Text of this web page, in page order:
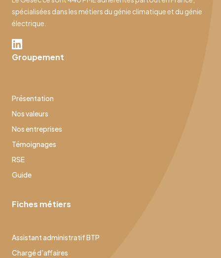
spécialisées dans les métiers du génie climatique et du génie
électrique.
Groupement
Présentation
Nos valeurs
Nos entreprises
Témoignages
RSE
Guide
Fiches métiers
Assistant administratif BTP
Chargé d’affaires